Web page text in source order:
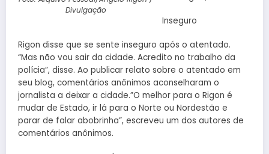
Divulgação
Inseguro
Rigon disse que se sente inseguro após o atentado.
“Mas não vou sair da cidade. Acredito no trabalho da
polícia”, disse. Ao publicar relato sobre o atentado em
seu blog, comentários anônimos aconselharam o
jornalista a deixar a cidade.”O melhor para o Rigon é
mudar de Estado, ir lá para o Norte ou Nordestão e
parar de falar abobrinha”, escreveu um dos autores de
comentários anônimos.